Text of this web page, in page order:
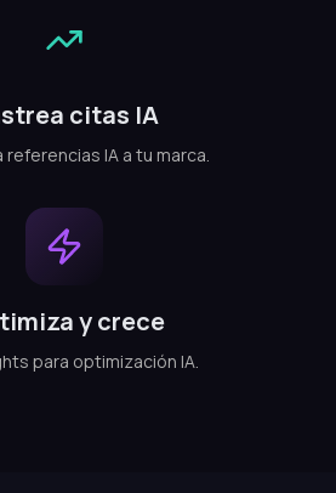
citas IA
IA a tu marca.
y crece
para optimización IA.